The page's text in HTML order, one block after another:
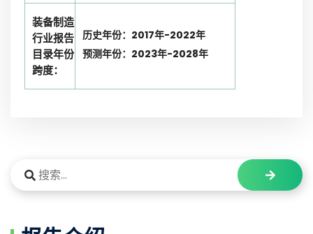
装备制造
行业报告
目录年份
跨度：
历史年份：2017年-2022年
预测年份：2023年-2028年